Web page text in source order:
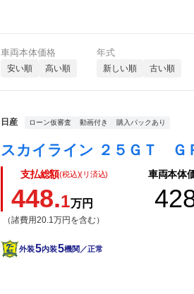
車両本体価格
安い順 高い順
年式
新しい順 古い順
日産 ローン仮審査 動画付き 購入パックあり
支払総額(税込)(リ済込)
448.1万円
（諸費用20.1万円を含む）
車両本体
外装5内装5機関／正常